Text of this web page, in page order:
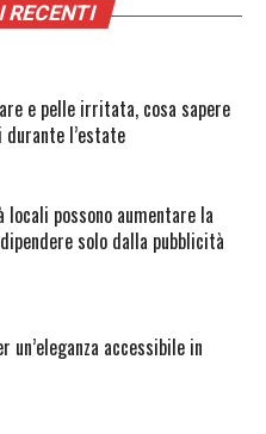
RECENTI
e pelle irritata, cosa sapere
l’estate
possono aumentare la
solo dalla pubblicità
un’eleganza accessibile in